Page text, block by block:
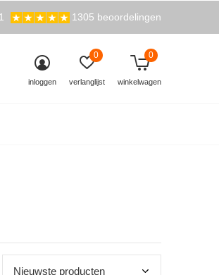
inloggen verlanglijst
0
winkelwagen
0
1305 beoordelingen